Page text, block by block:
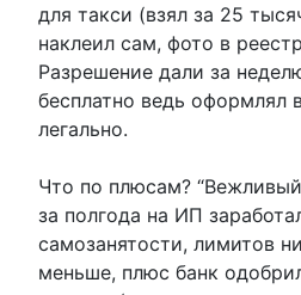
для такси (взял за 25
наклеил сам, фото в
Разрешение дали за
бесплатно ведь оформлял
легально.
Что по плюсам?
за полгода на ИП
самозанятости, лимитов
меньше, плюс банк